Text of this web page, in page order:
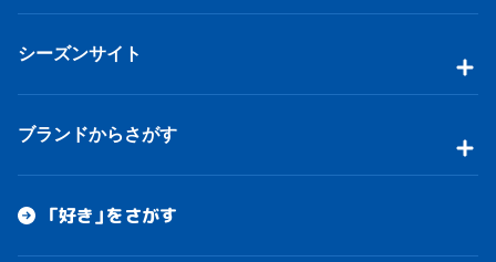
シーズンサイト
ブランドからさがす
「好き」をさがす